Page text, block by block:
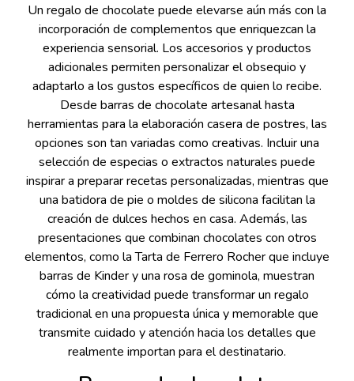
Un regalo de chocolate puede elevarse aún más con la
incorporación de complementos que enriquezcan la
experiencia sensorial. Los accesorios y productos
adicionales permiten personalizar el obsequio y
adaptarlo a los gustos específicos de quien lo recibe.
Desde barras de chocolate artesanal hasta
herramientas para la elaboración casera de postres, las
opciones son tan variadas como creativas. Incluir una
selección de especias o extractos naturales puede
inspirar a preparar recetas personalizadas, mientras que
una batidora de pie o moldes de silicona facilitan la
creación de dulces hechos en casa. Además, las
presentaciones que combinan chocolates con otros
elementos, como la Tarta de Ferrero Rocher que incluye
barras de Kinder y una rosa de gominola, muestran
cómo la creatividad puede transformar un regalo
tradicional en una propuesta única y memorable que
transmite cuidado y atención hacia los detalles que
realmente importan para el destinatario.